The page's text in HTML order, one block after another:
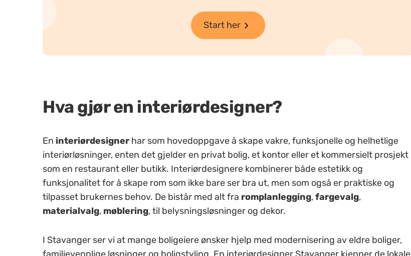
Start her
Hva gjør en interiørdesigner?
En interiørdesigner har som hovedoppgave å skape vakre, funksjonelle og helhetlige
interiørløsninger, enten det gjelder en privat bolig, et kontor eller et kommersielt prosjekt
som en restaurant eller butikk. Interiørdesignere kombinerer både estetikk og
funksjonalitet for å skape rom som ikke bare ser bra ut, men som også er praktiske og
tilpasset brukernes behov. De bistår med alt fra romplanlegging,fargevalg,
materialvalg, møblering, til belysningsløsninger og dekor.
I Stavanger ser vi at mange boligeiere ønsker hjelp med modernisering av eldre boliger,